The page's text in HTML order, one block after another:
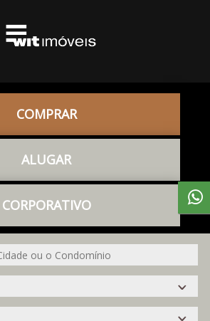
COMPRAR
ALUGAR
CORPORATIVO